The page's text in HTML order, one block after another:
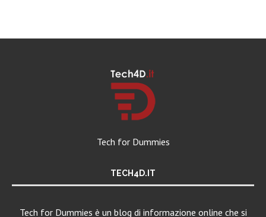
Tech for Dummies
TECH4D.IT
Tech for Dummies è un blog di informazione online che si